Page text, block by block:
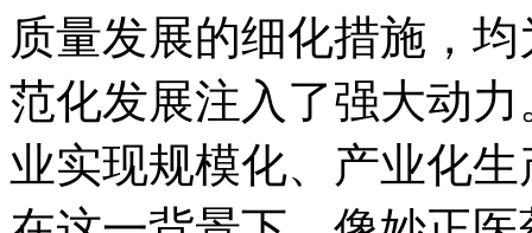
质量发展的细化措施，
范化发展注入了强大动
业实现规模化、产业化